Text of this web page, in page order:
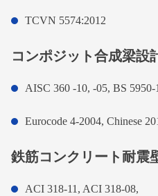
TCVN 5574:2012
コンポジット合成梁設
AISC 360 -10, -05, BS 5950-
Eurocode 4-2004, Chinese
鉄筋コンクリート耐震
ACI 318-11, ACI 318-08,